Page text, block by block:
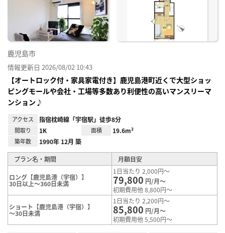
鹿児島市
情報更新日 2026/08/02 10:43
【オートロック付・家具家電付き】鹿児島港町近くで大型ショッ
ピングモールや会社・工場等多数あり利便性の高いマンスリーマ
ンション♪
アクセス 指宿枕崎線「宇宿駅」徒歩8分
間取り 1K 面積 19.6m²
築年数 1990年 12月 築
プラン名・期間 月額目安
ロング【鹿児島港（宇宿）】
30日以上～360日未満
1日当たり 2,000円～
79,800 円/月～
初期費用他 8,800円～
ショート【鹿児島港（宇宿）】
～30日未満
1日当たり 2,200円～
85,800 円/月～
初期費用他 5,500円～